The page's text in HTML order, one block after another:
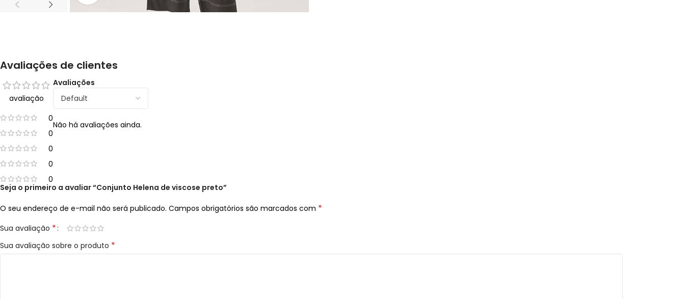
Avaliações de clientes
avaliação
0
0
0
0
0
Avaliações
Não há avaliações ainda.
Seja o primeiro a avaliar “Conjunto Helena de viscose preto”
O seu endereço de e-mail não será publicado. Campos obrigatórios são marcados com *
Sua avaliação *
Sua avaliação sobre o produto *